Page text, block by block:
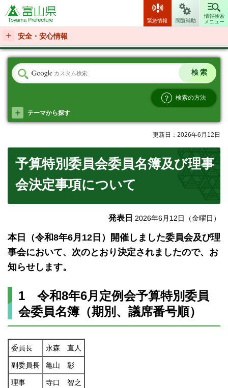
富山県
緊急情報 閲覧補助
情報検索
メニュー
安全・安心情報
検索の方法
テーマから探す
更新日：2026年6月12日
予算特別委員会委員名簿及び理事
会決定事項について
発表日 2026年6月12日（金曜日）
本日（令和8年6月12日）開催しました委員会及び理
事会において、次のとおり決定されましたので、お
知らせします。
1 令和8年6月定例会予算特別委員
会委員名簿（期別、議席番号順）
委員長 永森 直人
副委員長 亀山 彰
理事 寺口 智之